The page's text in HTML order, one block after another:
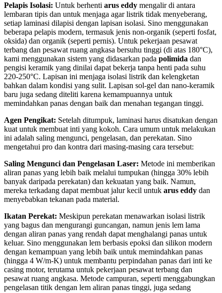
Pelapis Isolasi: Untuk berhenti arus eddy mengalir di antara
lembaran tipis dan untuk menjaga agar listrik tidak menyeberang,
setiap laminasi dilapisi dengan lapisan isolasi. Sino menggunakan
beberapa pelapis modern, termasuk jenis non-organik (seperti fosfat,
oksida) dan organik (seperti pernis). Untuk pekerjaan pesawat
terbang dan pesawat ruang angkasa bersuhu tinggi (di atas 180°C),
kami menggunakan sistem yang didasarkan pada polimida dan
pengisi keramik yang dinilai dapat bekerja tanpa henti pada suhu
220-250°C. Lapisan ini menjaga isolasi listrik dan kelengketan
bahkan dalam kondisi yang sulit. Lapisan sol-gel dan nano-keramik
baru juga sedang diteliti karena kemampuannya untuk
memindahkan panas dengan baik dan menahan tegangan tinggi.
Agen Pengikat: Setelah ditumpuk, laminasi harus disatukan dengan
kuat untuk membuat inti yang kokoh. Cara umum untuk melakukan
ini adalah saling mengunci, pengelasan, dan perekatan. Sino
mengetahui pro dan kontra dari masing-masing cara tersebut:
Saling Mengunci dan Pengelasan Laser: Metode ini memberikan
aliran panas yang lebih baik melalui tumpukan (hingga 30% lebih
banyak daripada perekatan) dan kekuatan yang baik. Namun,
mereka terkadang dapat membuat jalur kecil untuk arus eddy dan
menyebabkan tekanan pada material.
Ikatan Perekat: Meskipun perekatan menawarkan isolasi listrik
yang bagus dan mengurangi guncangan, namun jenis lem lama
dengan aliran panas yang rendah dapat menghalangi panas untuk
keluar. Sino menggunakan lem berbasis epoksi dan silikon modern
dengan kemampuan yang lebih baik untuk memindahkan panas
(hingga 4 W/m-K) untuk membantu perpindahan panas dari inti ke
casing motor, terutama untuk pekerjaan pesawat terbang dan
pesawat ruang angkasa. Metode campuran, seperti menggabungkan
pengelasan titik dengan lem aliran panas tinggi, juga sedang